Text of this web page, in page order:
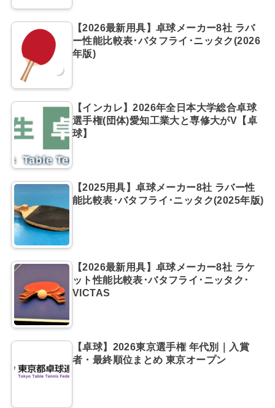
【2026最新用具】卓球メーカー8社 ラバ
ー性能比較表･バタフライ･ニッタク(2026
年版)
【インカレ】2026年全日本大学総合卓球
選手権(団体)愛知工業大と専修大がV【卓
球】
【2025用具】卓球メーカー8社 ラバー性
能比較表･バタフライ･ニッタク(2025年版)
【2026最新用具】卓球メーカー8社 ラケ
ット性能比較表･バタフライ･ニッタク･
VICTAS
【卓球】2026東京選手権 年代別｜入賞
者・最終順位まとめ 東京オープン